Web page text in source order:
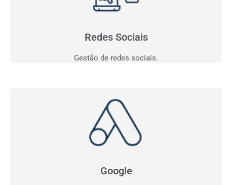
Redes Sociais
Gestão de redes sociais.
Otimizamos resultados! Fazemos o planejamento,
Google
Anúncio em Google
Como ficar entre os três primeiros do Google?